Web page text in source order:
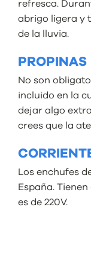
refresca.
abrigo ligera y
de la lluvia.
PROPINAS
No son
incluido en la
dejar algo
crees que la
Los enchufes
España.
es de 220V.